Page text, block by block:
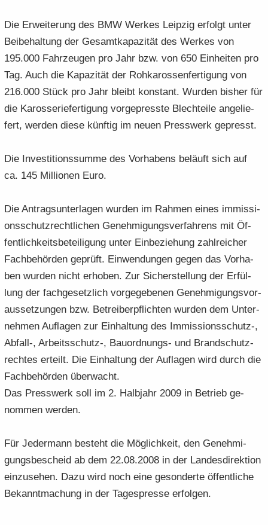
Die Er­wei­te­rung des BMW Wer­kes Leip­zig er­folgt unter
Bei­be­hal­tung der Ge­samt­ka­pa­zi­tät des Wer­kes von
195.000 Fahr­zeu­gen pro Jahr bzw. von 650 Ein­hei­ten pro
Tag. Auch die Ka­pa­zi­tät der Roh­ka­ros­sen­fer­ti­gung von
216.000 Stück pro Jahr bleibt kon­stant. Wur­den bis­her für
die Ka­ros­se­rie­f­er­ti­gung vor­ge­press­te Blech­tei­le an­ge­lie­
fert, wer­den diese künf­tig im neuen Press­werk ge­presst.
Die In­ves­ti­ti­ons­sum­me des Vor­ha­bens be­läuft sich auf
ca. 145 Mil­lio­nen Euro.
Die An­trags­un­ter­la­gen wur­den im Rah­men eines im­mis­si­
ons­schutz­recht­li­chen Ge­neh­mi­gungs­ver­fah­rens mit Öf­
fent­lich­keits­be­tei­li­gung unter Ein­be­zie­hung zahl­rei­cher
Fach­be­hör­den ge­prüft. Ein­wen­dun­gen gegen das Vor­ha­
ben wur­den nicht er­ho­ben. Zur Si­cher­stel­lung der Er­fül­
lung der fach­ge­setz­lich vor­ge­ge­be­nen Ge­neh­mi­gungs­vor­
aus­set­zun­gen bzw. Be­trei­ber­pflich­ten wur­den dem Un­ter­
neh­men Auf­la­gen zur Ein­hal­tung des Immissionsschutz-​,
Abfall-​, Arbeitsschutz-​, Bauordnungs-​ und Brand­schutz­
rech­tes er­teilt. Die Ein­hal­tung der Auf­la­gen wird durch die
Fach­be­hör­den über­wacht.
Das Press­werk soll im 2. Halb­jahr 2009 in Be­trieb ge­
nom­men wer­den.
Für Je­der­mann be­steht die Mög­lich­keit, den Ge­neh­mi­
gungs­be­scheid ab dem 22.08.2008 in der Lan­des­di­rek­ti­on
ein­zu­se­hen. Dazu wird noch eine ge­son­der­te öf­fent­li­che
Be­kannt­ma­chung in der Ta­ges­pres­se er­fol­gen.